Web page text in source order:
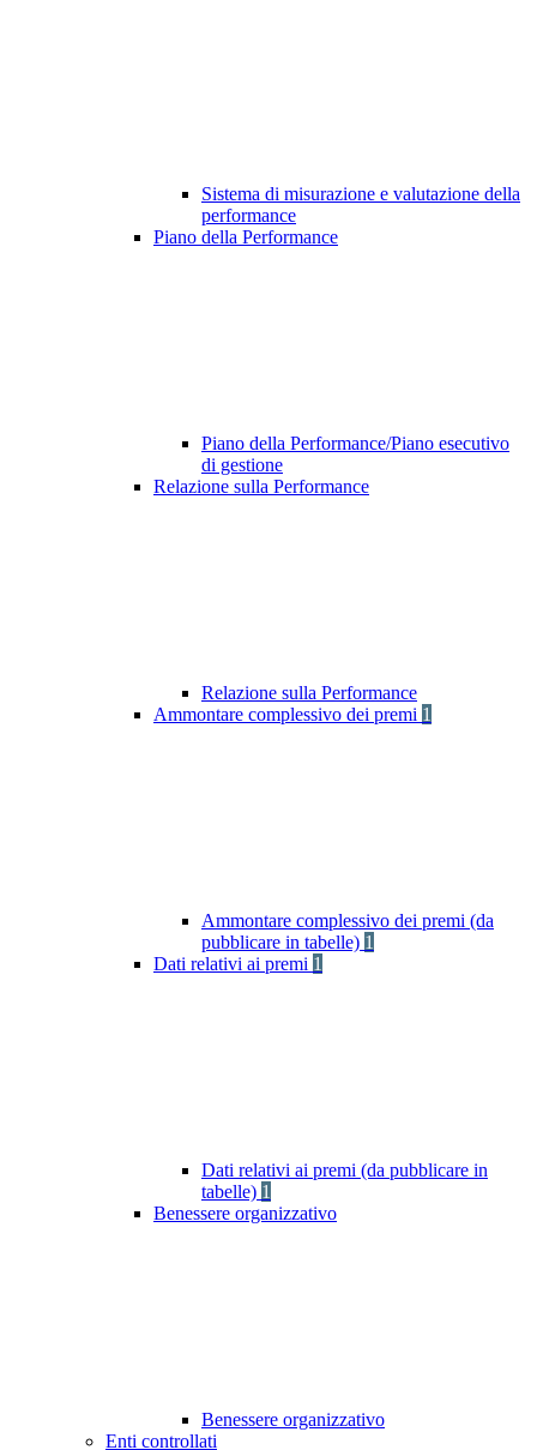
Sistema di misurazione e valutazione della
performance
Piano della Performance
Piano della Performance/Piano esecutivo
di gestione
Relazione sulla Performance
Relazione sulla Performance
Ammontare complessivo dei premi 1
Ammontare complessivo dei premi (da
pubblicare in tabelle) 1
Dati relativi ai premi 1
Dati relativi ai premi (da pubblicare in
tabelle) 1
Benessere organizzativo
Benessere organizzativo
Enti controllati